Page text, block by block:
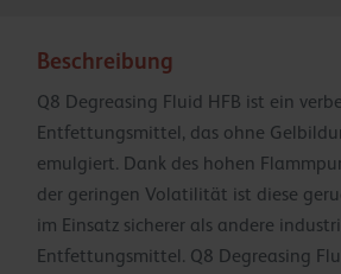
Beschreibung
Q8 Degreasing Fluid HFB ist ein
Entfettungsmittel, das ohne
emulgiert. Dank des hohen
der geringen Volatilität ist diese
im Einsatz sicherer als andere
Entfettungsmittel. Q8 Degreasing